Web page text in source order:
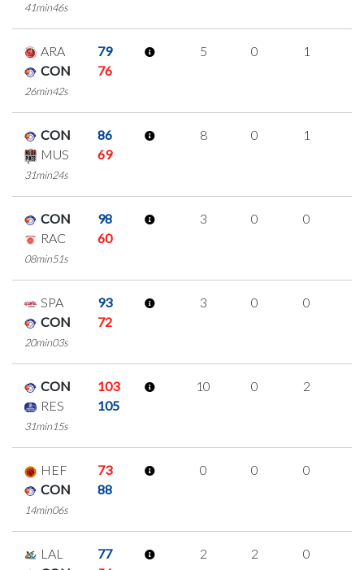
41min46s
ARA
79
CON
76
26min42s
5 0 1
CON
86
MUS
69
31min24s
8 0 1
CON
98
RAC
60
08min51s
3 0 0
SPA
93
CON
72
20min03s
3 0 0
CON
103
RES
105
31min15s
10 0 2
HEF
73
CON
88
14min06s
0 0 0
LAL
77
2 2 0